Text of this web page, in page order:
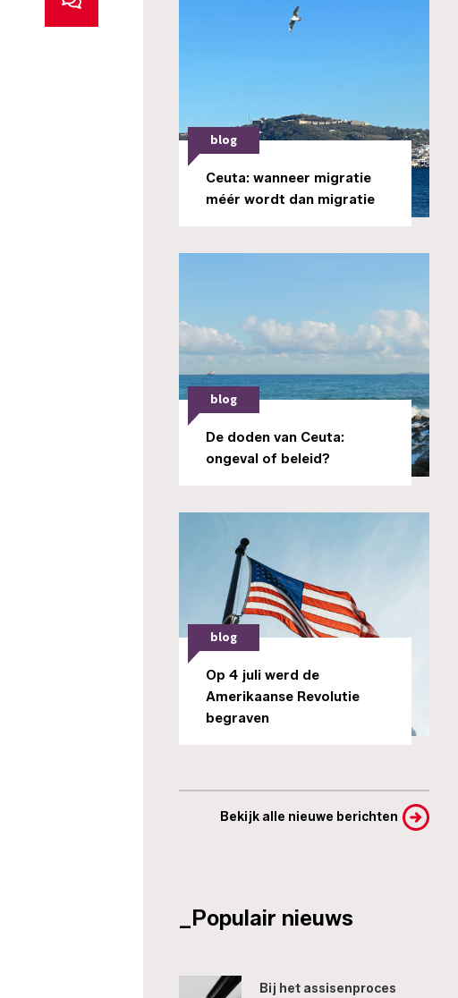
blog
Ceuta: wanneer migratie
méér wordt dan migratie
blog
De doden van Ceuta:
ongeval of beleid?
blog
Op 4 juli werd de
Amerikaanse Revolutie
begraven
Bekijk alle nieuwe berichten
_Populair nieuws
Bij het assisenproces